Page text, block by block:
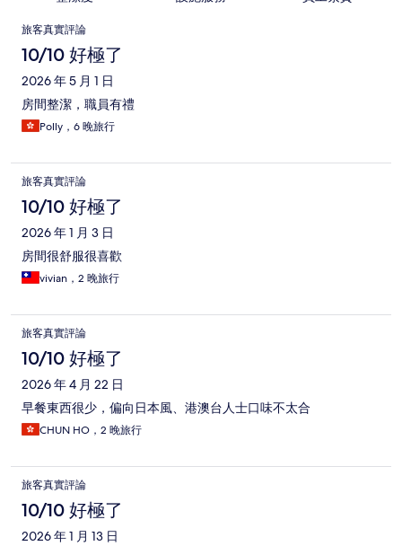
評
論
旅客真實評論
10/10 好極了
2026 年 5 月 1 日
房間整潔，職員有禮
Polly，6 晚旅行
旅客真實評論
10/10 好極了
2026 年 1 月 3 日
房間很舒服很喜歡
vivian，2 晚旅行
旅客真實評論
10/10 好極了
2026 年 4 月 22 日
早餐東西很少，偏向日本風、港澳台人士口味不太合
CHUN HO，2 晚旅行
旅客真實評論
10/10 好極了
2026 年 1 月 13 日